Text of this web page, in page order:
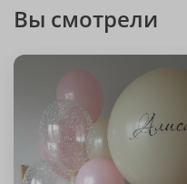
Вы смотрели